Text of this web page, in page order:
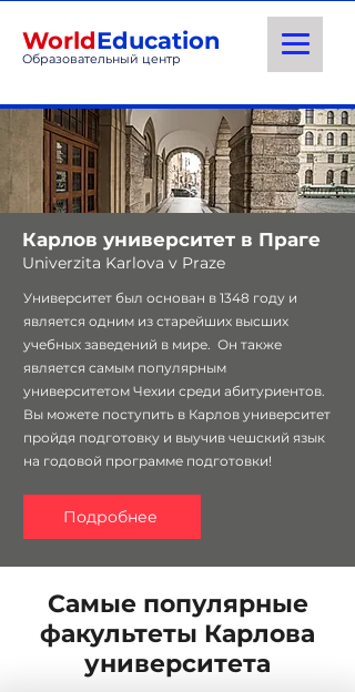
WorldEducation
Образовательный центр
Карлов университет в Праге
Univerzita Karlova v Praze
Университет был основан в 1348 году и
является одним из старейших высших
учебных заведений в мире. Он также
является самым популярным
университетом Чехии среди абитуриентов.
Вы можете поступить в Карлов университет
пройдя подготовку и выучив чешский язык
на годовой программе подготовки!
Подробнее
Самые популярные
факультеты Карлова
университета